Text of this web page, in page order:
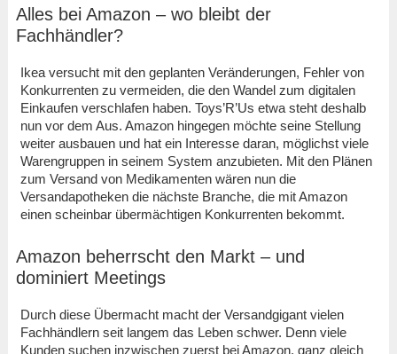
Alles bei Amazon – wo bleibt der
Fachhändler?
Ikea versucht mit den geplanten Veränderungen, Fehler von
Konkurrenten zu vermeiden, die den Wandel zum digitalen
Einkaufen verschlafen haben. Toys’R’Us etwa steht deshalb
nun vor dem Aus. Amazon hingegen möchte seine Stellung
weiter ausbauen und hat ein Interesse daran, möglichst viele
Warengruppen in seinem System anzubieten. Mit den Plänen
zum Versand von Medikamenten wären nun die
Versandapotheken die nächste Branche, die mit Amazon
einen scheinbar übermächtigen Konkurrenten bekommt.
Amazon beherrscht den Markt – und
dominiert Meetings
Durch diese Übermacht macht der Versandgigant vielen
Fachhändlern seit langem das Leben schwer. Denn viele
Kunden suchen inzwischen zuerst bei Amazon, ganz gleich